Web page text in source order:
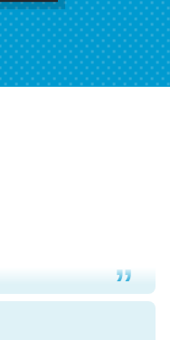
だろうなと凄く思
勧め。自分はこの流
hit. Shit.
ズ・ヌートバー